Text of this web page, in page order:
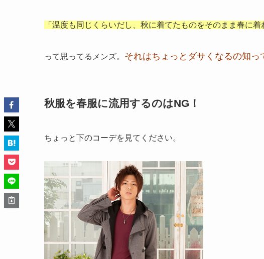
「温度も同じくらいだし、秋に着てたものをそのまま春に着
って思ってるメンズ。 それはちょっとダサくなるの知っ
秋服を春服に流用するのはNG！
ちょっと下のコーデを見てください。